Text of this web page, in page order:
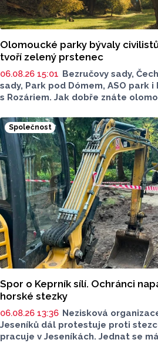
Olomoucké parky bývaly
tvoří zelený prstenec
06.08.26 15:01 Bezručovy sady,
sady, Park pod Dómem, ASO park
s Rozáriem. Jak dobře znáte
které v nich jsou. Vždy tomu tak
Společnost
Spor o Keprník sílí. Ochránci
horské stezky
06.08.26 13:36 Nezisková
Jeseníků dál protestuje proti
pracuje v Jeseníkách. Jednat se